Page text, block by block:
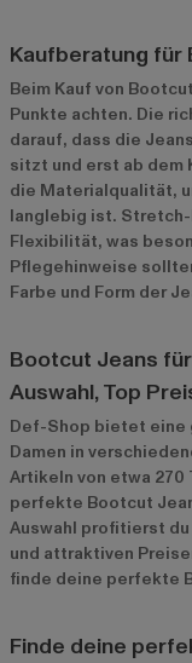
Kaufberatung für
Beim Kauf von
Punkte achten. Die
darauf, dass die
sitzt und erst ab dem
die Materialqualität,
langlebig ist.
Flexibilität, was
Pflegehinweise
Farbe und Form der
Bootcut Jeans
Auswahl, Top
Def-Shop bietet eine
Damen in
Artikeln von etwa
perfekte Bootcut
Auswahl profitierst
und attraktiven
finde deine perfekte
Finde deine